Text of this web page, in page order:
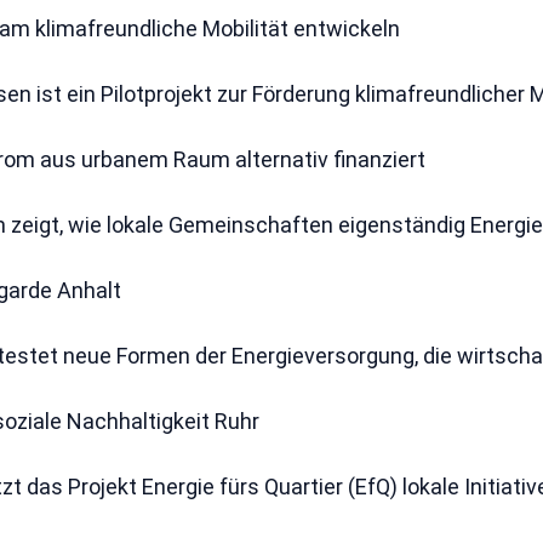
klimafreundliche Mobilität entwickeln
ist ein Pilotprojekt zur Förderung
aus urbanem Raum alternativ finanziert
zeigt, wie lokale Gemeinschaften eigenständig
Anhalt
neue Formen der Energieversorgung, die
Nachhaltigkeit Ruhr
das Projekt Energie fürs Quartier (EfQ) lokale